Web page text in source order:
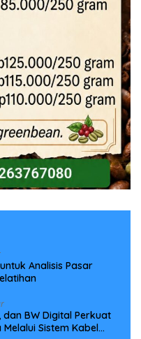
Analisis Pasar
dan BW Digital Perkuat
Sistem Kabel